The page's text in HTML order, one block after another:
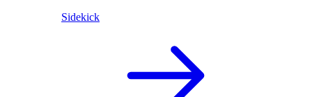
Sidekick